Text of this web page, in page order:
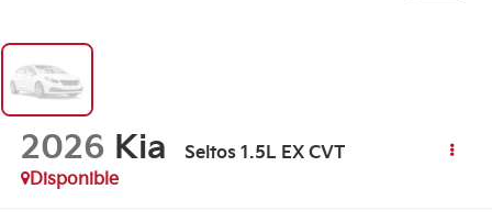
2026 Kia
Seltos 1.5L EX CVT
Disponible